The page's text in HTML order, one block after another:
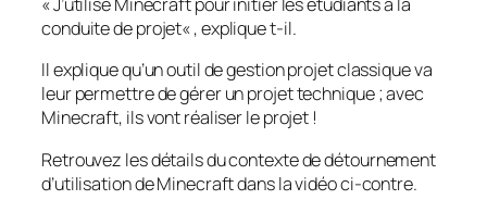
conduite de projet« , explique t-il.
Il explique qu’un outil de gestion projet classique va
leur permettre de gérer un projet technique ; avec
Minecraft, ils vont réaliser le projet !
Retrouvez les détails du contexte de détournement
d’utilisation de Minecraft dans la vidéo ci-contre.